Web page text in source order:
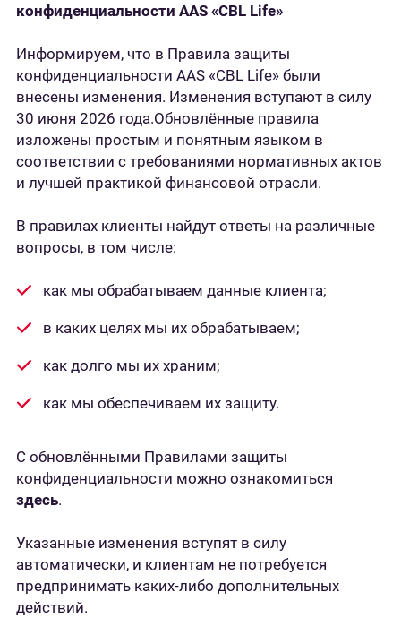
конфиденциальности AAS «CBL Life»
Информируем, что в Правила защиты
конфиденциальности AAS «CBL Life» были
внесены изменения. Изменения вступают в силу
30 июня 2026 года.Обновлённые правила
изложены простым и понятным языком в
соответствии с требованиями нормативных актов
и лучшей практикой финансовой отрасли.
В правилах клиенты найдут ответы на различные
вопросы, в том числе:
как мы обрабатываем данные клиента;
в каких целях мы их обрабатываем;
как долго мы их храним;
как мы обеспечиваем их защиту.
С обновлёнными Правилами защиты
конфиденциальности можно ознакомиться
здесь.
Указанные изменения вступят в силу
автоматически, и клиентам не потребуется
предпринимать каких-либо дополнительных
действий.